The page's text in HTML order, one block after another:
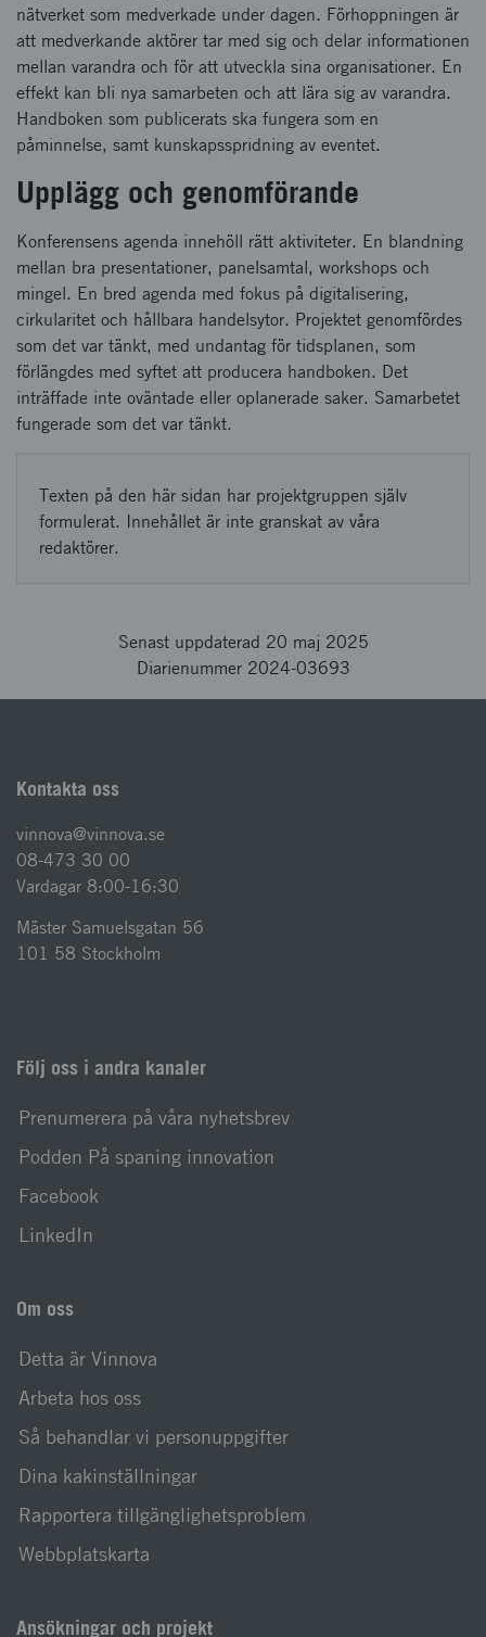
nätverket som medverkade under dagen. Förhoppningen är
att medverkande aktörer tar med sig och delar informationen
mellan varandra och för att utveckla sina organisationer. En
effekt kan bli nya samarbeten och att lära sig av varandra.
Handboken som publicerats ska fungera som en
påminnelse, samt kunskapsspridning av eventet.
Upplägg och genomförande
Konferensens agenda innehöll rätt aktiviteter. En blandning
mellan bra presentationer, panelsamtal, workshops och
mingel. En bred agenda med fokus på digitalisering,
cirkularitet och hållbara handelsytor. Projektet genomfördes
som det var tänkt, med undantag för tidsplanen, som
förlängdes med syftet att producera handboken. Det
inträffade inte oväntade eller oplanerade saker. Samarbetet
fungerade som det var tänkt.
Texten på den här sidan har projektgruppen själv
formulerat. Innehållet är inte granskat av våra
redaktörer.
Senast uppdaterad 20 maj 2025
Diarienummer 2024-03693
Kontakta oss
vinnova@vinnova.se
08-473 30 00
Vardagar 8:00-16:30
Mäster Samuelsgatan 56
101 58 Stockholm
Följ oss i andra kanaler
Prenumerera på våra nyhetsbrev
Podden På spaning innovation
Facebook
LinkedIn
Om oss
Detta är Vinnova
Arbeta hos oss
Så behandlar vi personuppgifter
Dina kakinställningar
Rapportera tillgänglighetsproblem
Webbplatskarta
Ansökningar och projekt